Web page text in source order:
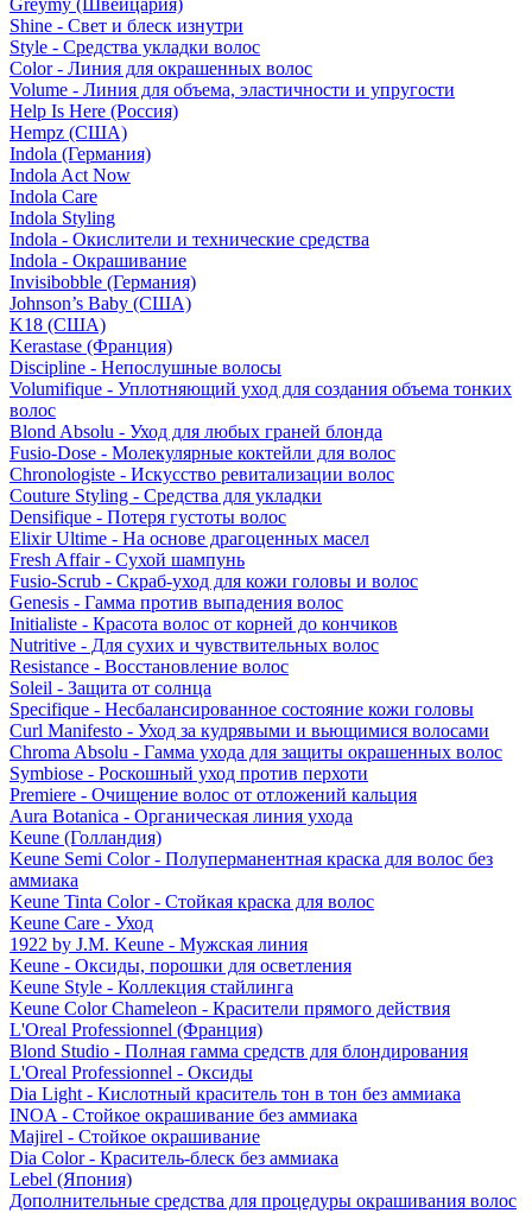
Greymy (Швейцария)
Shine - Свет и блеск изнутри
Style - Средства укладки волос
Color - Линия для окрашенных волос
Volume - Линия для объема, эластичности и упругости
Help Is Here (Россия)
Hempz (США)
Indola (Германия)
Indola Act Now
Indola Care
Indola Styling
Indola - Окислители и технические средства
Indola - Окрашивание
Invisibobble (Германия)
Johnson’s Baby (США)
K18 (США)
Kerastase (Франция)
Discipline - Непослушные волосы
Volumifique - Уплотняющий уход для создания объема тонких
волос
Blond Absolu - Уход для любых граней блонда
Fusio-Dose - Молекулярные коктейли для волос
Chronologiste - Искусство ревитализации волос
Couture Styling - Средства для укладки
Densifique - Потеря густоты волос
Elixir Ultime - На основе драгоценных масел
Fresh Affair - Сухой шампунь
Fusio-Scrub - Скраб-уход для кожи головы и волос
Genesis - Гамма против выпадения волос
Initialiste - Красота волос от корней до кончиков
Nutritive - Для сухих и чувствительных волос
Resistance - Восстановление волос
Soleil - Защита от солнца
Specifique - Несбалансированное состояние кожи головы
Curl Manifesto - Уход за кудрявыми и вьющимися волосами
Chroma Absolu - Гамма ухода для защиты окрашенных волос
Symbiose - Роскошный уход против перхоти
Premiere - Очищение волос от отложений кальция
Aura Botanica - Органическая линия ухода
Keune (Голландия)
Keune Semi Color - Полуперманентная краска для волос без
аммиака
Keune Tinta Color - Стойкая краска для волос
Keune Care - Уход
1922 by J.M. Keune - Мужская линия
Keune - Оксиды, порошки для осветления
Keune Style - Коллекция стайлинга
Keune Color Chameleon - Красители прямого действия
L'Oreal Professionnel (Франция)
Blond Studio - Полная гамма средств для блондирования
L'Oreal Professionnel - Оксиды
Dia Light - Кислотный краситель тон в тон без аммиака
INOA - Стойкое окрашивание без аммиака
Majirel - Стойкое окрашивание
Dia Color - Краситель-блеск без аммиака
Lebel (Япония)
Дополнительные средства для процедуры окрашивания волос